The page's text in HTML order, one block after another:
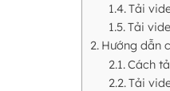
Tải
Tải
Hướng dẫn
Cách
Tải